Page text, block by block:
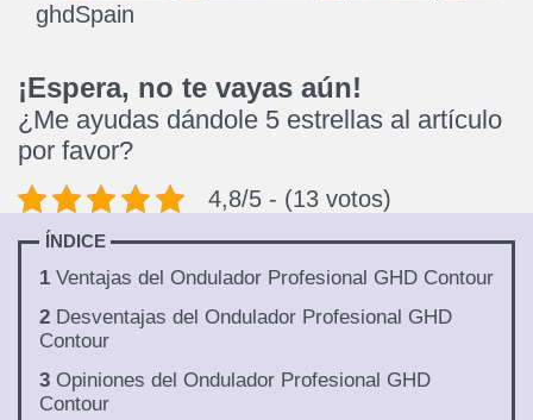
ghdSpain
¡Espera, no te vayas aún!
¿Me ayudas dándole 5 estrellas al artículo
por favor?
4,8/5 - (13 votos)
ÍNDICE
1 Ventajas del Ondulador Profesional GHD Contour
2 Desventajas del Ondulador Profesional GHD
Contour
3 Opiniones del Ondulador Profesional GHD
Contour